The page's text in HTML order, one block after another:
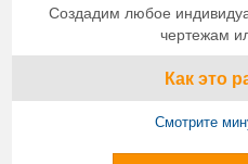
Создадим любое
чертежам
Как это
Смотрите